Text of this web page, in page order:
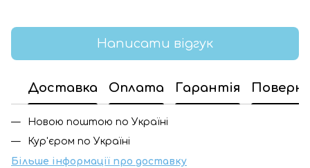
Написати відгук
Доставка Оплата Гарантія
Новою поштою по Україні
Кур'єром по Україні
Більше інформації про доставку